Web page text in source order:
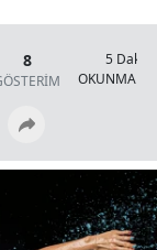
8
5 Dakika
OKUNMA